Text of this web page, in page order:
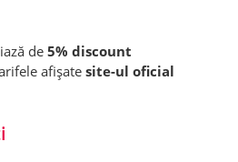
de 5% discount
afișate site-ul oficial